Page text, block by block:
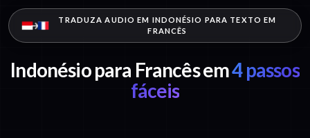
TRADUZA AUDIO EM INDONÉSIO PARA TEXTO EM
FRANCÊS
Indonésio para Francês em4 passos
fáceis